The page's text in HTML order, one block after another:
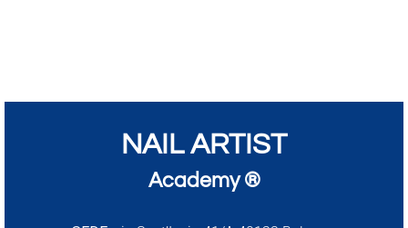
NAIL ARTIST
Academy ®